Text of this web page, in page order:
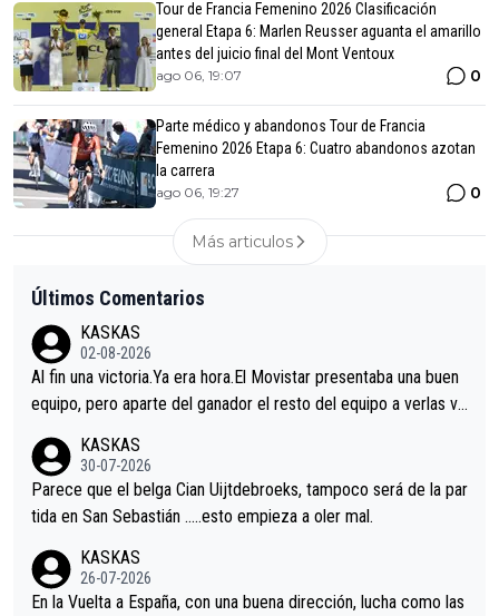
Tour de Francia Femenino 2026 Clasificación
general Etapa 6: Marlen Reusser aguanta el amarillo
antes del juicio final del Mont Ventoux
ago 06, 19:07 0
Parte médico y abandonos Tour de Francia
Femenino 2026 Etapa 6: Cuatro abandonos azotan
la carrera
ago 06, 19:27 0
Más articulos
Últimos Comentarios
KASKAS
02-08-2026
Al fin una victoria.Ya era hora.El Movistar presentaba una buen
equipo, pero aparte del ganador el resto del equipo a verlas ve
s.La única buena noticia es la mejoría de Enric Más en San Seb
astian.Si en la Vuelta a Burgos sigue la mejoría, podríamos ten
er alguna sorpresa en la Vuelta.Ojalá.
KASKAS
30-07-2026
Parece que el belga Cian Uijtdebroeks, tampoco será de la par
tida en San Sebastián …..esto empieza a oler mal.
KASKAS
26-07-2026
En la Vuelta a España, con una buena dirección, lucha como las